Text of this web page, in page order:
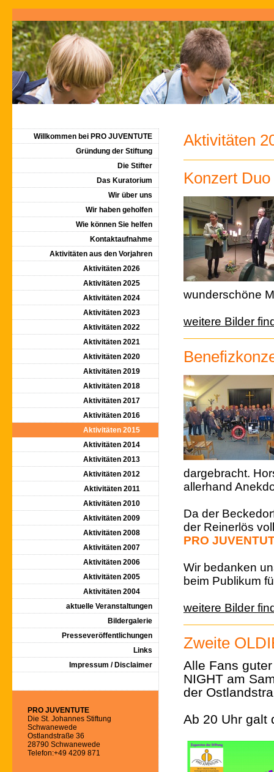
Aktivitäten
Konzert
wunderschöne
weitere Bilder
dargebracht.
allerhand
Da der
der Reinerlös
PRO
Wir bedanken
beim Publikum
weitere Bilder
Zweite
Alle Fans
NIGHT am
der
Ab 20 Uhr galt
Willkommen bei PRO JUVENTUTE
Gründung der Stiftung
Die Stifter
Das Kuratorium
Wir über uns
Wir haben geholfen
Wie können Sie helfen
Kontaktaufnahme
Aktivitäten aus den Vorjahren
Aktivitäten 2026
Aktivitäten 2025
Aktivitäten 2024
Aktivitäten 2023
Aktivitäten 2022
Aktivitäten 2021
Aktivitäten 2020
Aktivitäten 2019
Aktivitäten 2018
Aktivitäten 2017
Aktivitäten 2016
Aktivitäten 2015
Aktivitäten 2014
Aktivitäten 2013
Aktivitäten 2012
Aktivitäten 2011
Aktivitäten 2010
Aktivitäten 2009
Aktivitäten 2008
Aktivitäten 2007
Aktivitäten 2006
Aktivitäten 2005
Aktivitäten 2004
aktuelle Veranstaltungen
Bildergalerie
Presseveröffentlichungen
Links
Impressum / Disclaimer
PRO JUVENTUTE
Die St. Johannes Stiftung
Schwanewede
Ostlandstraße 36
28790 Schwanewede
Telefon:+49 4209 871